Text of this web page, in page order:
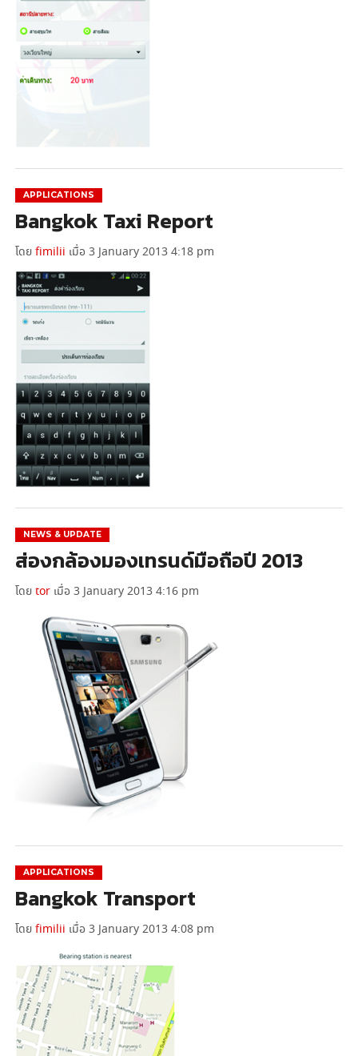
APPLICATIONS
Bangkok Taxi Report
โดยfimilii เมื่อ 3 January 2013 4:18 pm
NEWS & UPDATE
ส่องกล้องมองเทรนด์มือถือปี 2013
โดยtorเมื่อ 3 January 2013 4:16 pm
APPLICATIONS
Bangkok Transport
โดยfimilii เมื่อ 3 January 2013 4:08 pm